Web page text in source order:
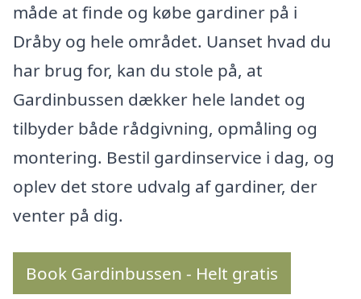
måde at finde og købe gardiner på i
Dråby og hele området. Uanset hvad du
har brug for, kan du stole på, at
Gardinbussen dækker hele landet og
tilbyder både rådgivning, opmåling og
montering. Bestil gardinservice i dag, og
oplev det store udvalg af gardiner, der
venter på dig.
Book Gardinbussen - Helt gratis